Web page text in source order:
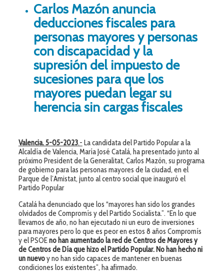
Carlos Mazón anuncia
deducciones fiscales para
personas mayores y personas
con discapacidad y la
supresión del impuesto de
sucesiones para que los
mayores puedan legar su
herencia sin cargas fiscales
Valencia. 5-05-2023.- La candidata del Partido Popular a la
Alcaldía de Valencia, María José Catalá, ha presentado junto al
próximo President de la Generalitat, Carlos Mazón, su programa
de gobierno para las personas mayores de la ciudad, en el
Parque de l’Amistat, junto al centro social que inauguró el
Partido Popular
Catalá ha denunciado que los “mayores han sido los grandes
olvidados de Compromís y del Partido Socialista.”. “En lo que
llevamos de año, no han ejecutado ni un euro de inversiones
para mayores pero lo que es peor en estos 8 años Compromís
y el PSOEno han aumentado la red de Centros de Mayores y
de Centros de Día que hizo el Partido Popular. No han hecho ni
un nuevoy no han sido capaces de mantener en buenas
condiciones los existentes”, ha afirmado.